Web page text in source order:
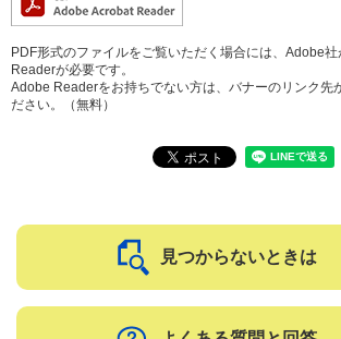
PDF形式のファイルをご覧いただく場合には、Adobe
Readerが必要です。
Adobe Readerをお持ちでない方は、バナーのリンク先
ださい。（無料）
見つからないときは